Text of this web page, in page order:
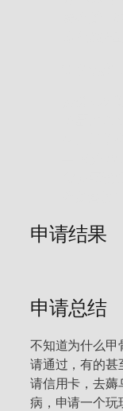
申请结果
申请总结
不知道为什么甲
请通过，有的甚
请信用卡，去薅
病，申请一个玩